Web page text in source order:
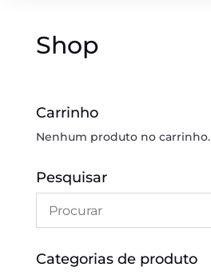
Shop
Carrinho
Nenhum produto no carrinho.
Pesquisar
Categorias de produto